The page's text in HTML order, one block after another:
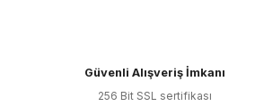
bozuk veya görüntülenemiyor.
eksik bilgiler bulunuyor.
Güvenli Alışveriş İmkanı
256 Bit SSL sertifikası